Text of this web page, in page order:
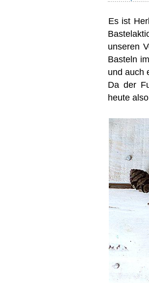
Es ist
unseren
Basteln
und auch
Da der
heute